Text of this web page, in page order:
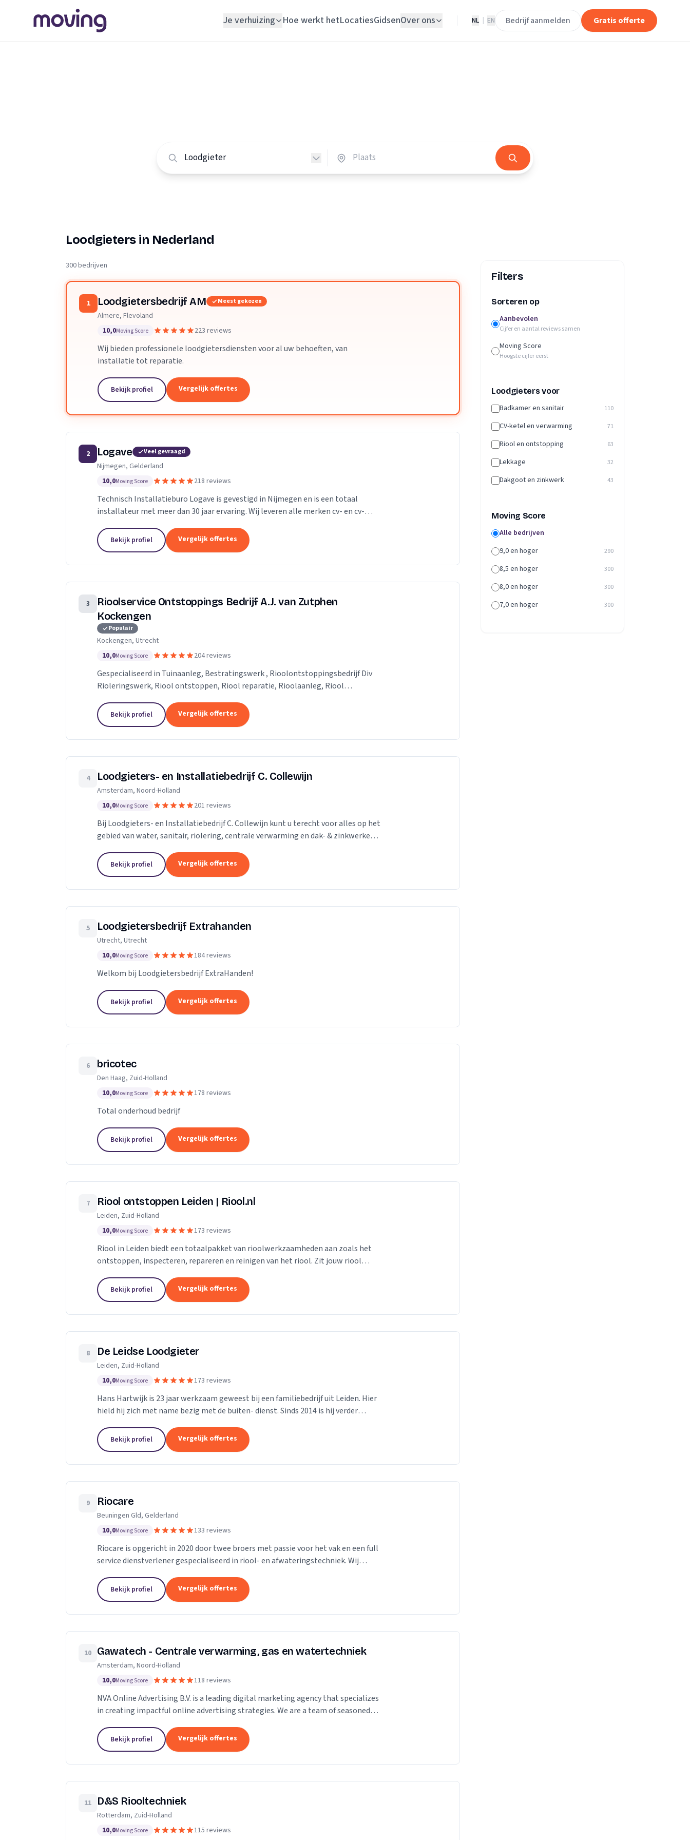
Je verhuizing
Loodgieter
Slotenmaker
Verhuisplanner
Hoe werkt hetLocatiesGidsenOver ons NL EN Bedrijf aanmelden Gratis offerte
Loodgieters in Nederland
300 bedrijven
1 Loodgietersbedrijf AM Meest gekozen
Almere, Flevoland
10,0Moving Score 223 reviews
Wij bieden professionele loodgietersdiensten voor al uw behoeften, van
installatie tot reparatie.
Bekijk profiel Vergelijk offertes
2 Logave Veel gevraagd
Nijmegen, Gelderland
10,0Moving Score 218 reviews
Technisch Installatieburo Logave is gevestigd in Nijmegen en is een totaal
installateur met meer dan 30 jaar ervaring. Wij leveren alle merken cv- en cv-
Bekijk profiel Vergelijk offertes
3
Rioolservice Ontstoppings Bedrijf A.J. van Zutphen
Kockengen
Populair
Kockengen, Utrecht
10,0Moving Score 204 reviews
Gespecialiseerd in Tuinaanleg, Bestratingswerk , Rioolontstoppingsbedrijf Div
Rioleringswerk, Riool ontstoppen, Riool reparatie, Rioolaanleg, Riool
Bekijk profiel Vergelijk offertes
4 Loodgieters- en Installatiebedrijf C. Collewijn
Amsterdam, Noord-Holland
10,0Moving Score 201 reviews
Bij Loodgieters- en Installatiebedrijf C. Collewijn kunt u terecht voor alles op het
gebied van water, sanitair, riolering, centrale verwarming en dak- & zinkwerken.
Bekijk profiel Vergelijk offertes
5 Loodgietersbedrijf Extrahanden
Utrecht, Utrecht
10,0Moving Score 184 reviews
Welkom bij Loodgietersbedrijf ExtraHanden!
Bekijk profiel Vergelijk offertes
6 bricotec
Den Haag, Zuid-Holland
10,0Moving Score 178 reviews
Total onderhoud bedrijf
Bekijk profiel Vergelijk offertes
7 Riool ontstoppen Leiden | Riool.nl
Leiden, Zuid-Holland
10,0Moving Score 173 reviews
Riool in Leiden biedt een totaalpakket van rioolwerkzaamheden aan zoals het
ontstoppen, inspecteren, repareren en reinigen van het riool. Zit jouw riool
Bekijk profiel Vergelijk offertes
8 De Leidse Loodgieter
Leiden, Zuid-Holland
10,0Moving Score 173 reviews
Hans Hartwijk is 23 jaar werkzaam geweest bij een familiebedrijf uit Leiden. Hier
hield hij zich met name bezig met de buiten- dienst. Sinds 2014 is hij verder
Bekijk profiel Vergelijk offertes
9 Riocare
Beuningen Gld, Gelderland
10,0Moving Score 133 reviews
Riocare is opgericht in 2020 door twee broers met passie voor het vak en een full
service dienstverlener gespecialiseerd in riool- en afwateringstechniek. Wij
Bekijk profiel Vergelijk offertes
10 Gawatech - Centrale verwarming, gas en watertechniek
Amsterdam, Noord-Holland
10,0Moving Score 118 reviews
NVA Online Advertising B.V. is a leading digital marketing agency that specializes
in creating impactful online advertising strategies. We are a team of seasoned
Bekijk profiel Vergelijk offertes
11 D&S Riooltechniek
Rotterdam, Zuid-Holland
10,0Moving Score 115 reviews
Filters
Sorteren op
Aanbevolen
Cijfer en aantal reviews samen
Moving Score
Hoogste cijfer eerst
Loodgieters voor
Badkamer en sanitair 110
CV-ketel en verwarming 71
Riool en ontstopping 63
Lekkage 32
Dakgoot en zinkwerk 43
Moving Score
Alle bedrijven
9,0 en hoger
290
8,5 en hoger 300
8,0 en hoger 300
7,0 en hoger 300